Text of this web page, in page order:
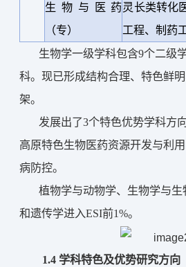
生物与医药
（专）
灵长类转化
工程、制药
生物学一级学科包含9个二级
科。现已形成结构合理、特色鲜
架。
发展出了3个特色优势学科方
高原特色生物医药资源开发与利
病防控。
植物学与动物学、生物学与
和遗传学进入ESI前1%。
1.4 学科特色及优势研究方向